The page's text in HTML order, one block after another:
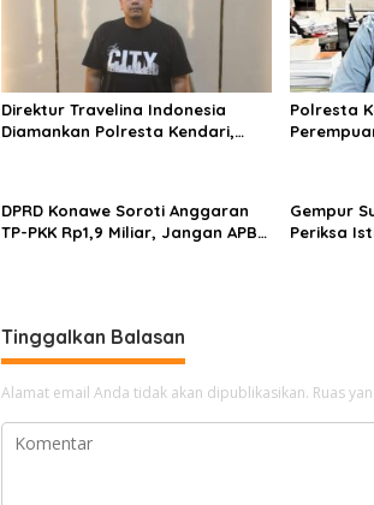
Direktur Travelina Indonesia
Diamankan Polresta Kendari,
Polresta
DPRD Konawe Soroti Anggaran
TP-PKK Rp1,9 Miliar, Jangan APBD
Gempur
Periksa
Tinggalkan Balasan
Alamat email Anda tidak akan dipublikasikan. Ruas